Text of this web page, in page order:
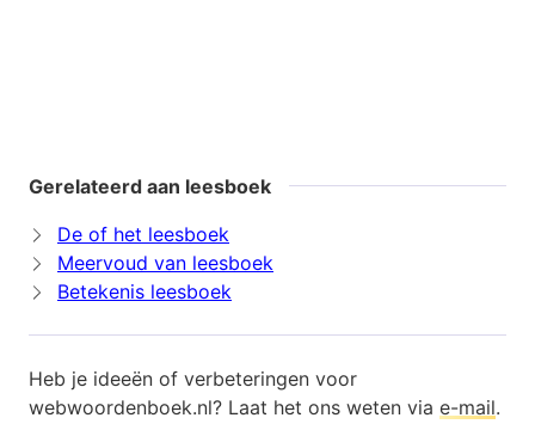
Gerelateerd aan leesboek
De of het leesboek
Meervoud van leesboek
Betekenis leesboek
Heb je ideeën of verbeteringen voor
webwoordenboek.nl? Laat het ons weten via e-mail.